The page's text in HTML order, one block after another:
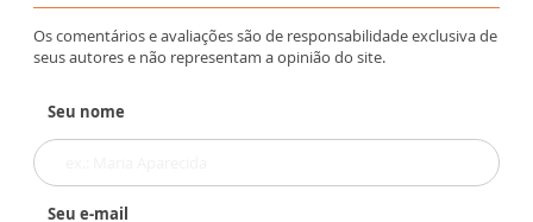
Os comentários e avaliações são de responsabilidade exclusiva de
seus autores e não representam a opinião do site.
Seu nome
Seu e-mail